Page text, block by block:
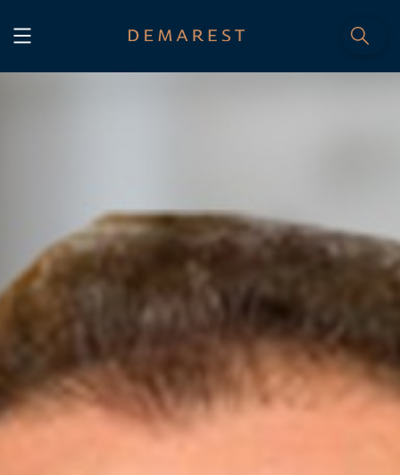
INÍCIO
Nossa história
Sobre nós
Profissionais
Carreiras
SERVIÇOS
Áreas de atuação